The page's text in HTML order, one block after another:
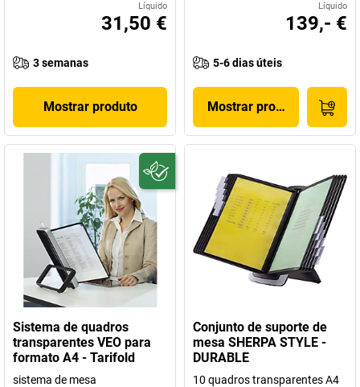
Líquido
31,50 €
3 semanas
Mostrar produto
Líquido
139,- €
5-6 dias úteis
Mostrar produto
Sistema de quadros
transparentes VEO para
formato A4 - Tarifold
sistema de mesa
Conjunto de suporte de
mesa SHERPA STYLE -
DURABLE
10 quadros transparentes A4